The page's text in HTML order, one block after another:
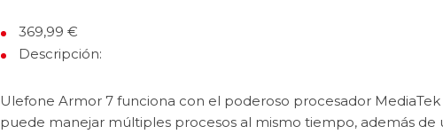
369,99 €
Descripción:
Ulefone Armor 7 funciona con el poderoso procesador
puede manejar múltiples procesos al mismo tiempo, además